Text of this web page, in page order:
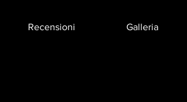
Recensioni Galleria